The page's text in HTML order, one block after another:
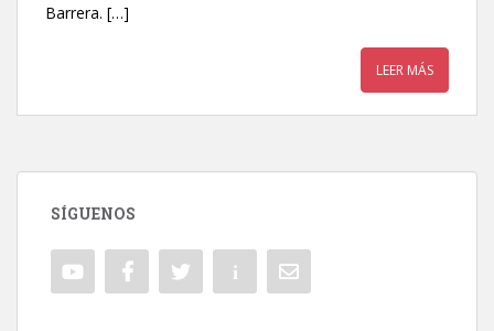
Barrera. […]
LEER MÁS
SÍGUENOS